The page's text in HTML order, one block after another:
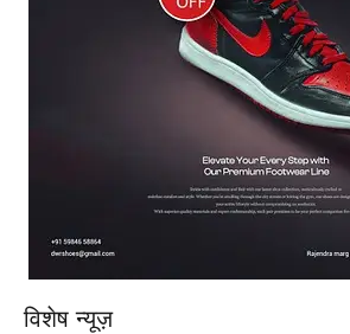
विशेष न्यूज़